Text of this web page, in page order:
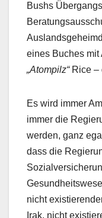
Bushs
eines Buches
„Atompilz“Rice –
Es wird immer
immer die
werden, ganz
dass die
nicht
Irak, nicht